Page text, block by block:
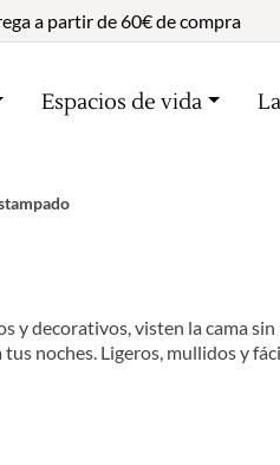
a partir de 60€ de compra
Espacios de vida
y decorativos, visten la cama
noches. Ligeros, mullidos y